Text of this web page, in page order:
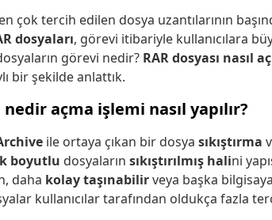
çok tercih edilen dosya uzantılarının
dosyaları, görevi itibariyle kullanıcılara
görevi nedir? RAR dosyası nasıl
bir şekilde anlattık.
nedir açma işlemi nasıl yapılır?
ile ortaya çıkan bir dosya sıkıştırma
boyutlu dosyaların sıkıştırılmış halini
daha kolay taşınabilirveya başka
kullanıcılar tarafından oldukça fazla